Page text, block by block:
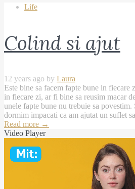
Life
Colind si ajut
12 years ago by Laura
Este bine sa facem fapte bune in fiecare
in fiecare zi, ar fi bine sa reusim macar
unele fapte bune nu trebuie sa povestim.
dormim impacati ca am ajutat un suflet
Read more →
Video Player